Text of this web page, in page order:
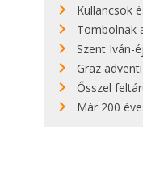
Kullancsok és
Tombolnak az
Szent Iván-
Graz
Ősszel feltárulnak
Már 200